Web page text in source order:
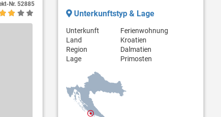
Nr. 52885
Unterkunftstyp & Lage
Unterkunft
Ferienwohnung
Land
Kroatien
Region
Dalmatien
Lage
Primosten